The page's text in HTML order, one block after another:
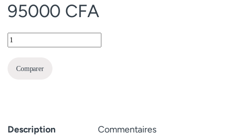
95000 CFA
Tecno Spark 30C ( 256 Go / 4 Go) quantity
Comparer
Description Commentaires